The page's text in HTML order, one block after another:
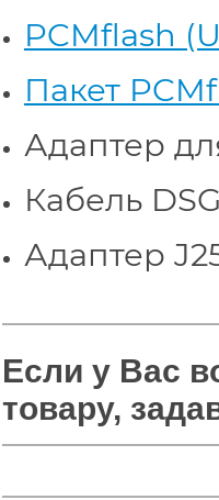
PCMflash
Пакет
Адаптер
Кабель
Адаптер
Если у Вас
товару,